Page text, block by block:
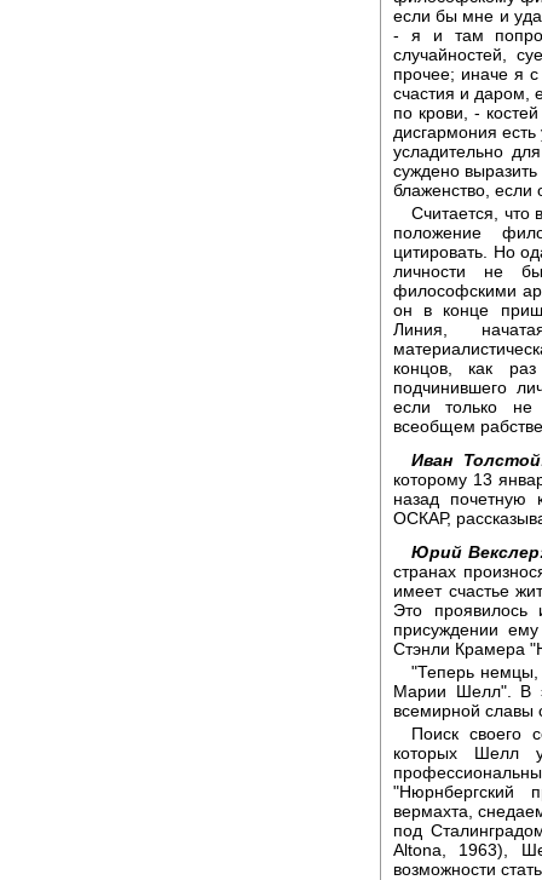
если бы мне и
- я и там
случайностей,
прочее; иначе я
счастия и даром,
по крови, -
дисгармония
усладительно
суждено
блаженство, если
Считается, что
положение
цитировать. Но
личности не
философскими
он в конце
Линия,
концов, как
подчинившего
если только не
всеобщем
Иван
которому 13
назад почетную
ОСКАР,
Юрий
странах
имеет счастье
Это
присуждении
Стэнли Крамера
"Теперь немцы,
Марии Шелл". В
всемирной славы
Поиск своего
которых Шелл
"Нюрнбергский
вермахта,
под
Altona, 1963),
возможности